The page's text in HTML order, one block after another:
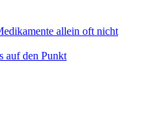
allein oft nicht
auf den Punkt